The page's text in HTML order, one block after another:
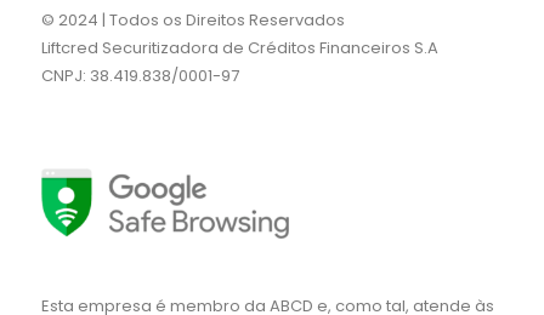
© 2024 | Todos os Direitos Reservados
Liftcred Securitizadora de Créditos Financeiros S.A
CNPJ: 38.419.838/0001-97
Esta empresa é membro da ABCD e, como tal, atende às